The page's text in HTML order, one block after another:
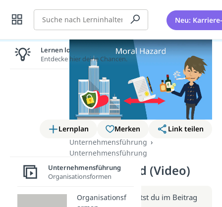
Suche Neu:
Lernplan Merken
Link teilen
Unternehmensführung
Unternehmensführung
Moral Hazard (Video)
Weitere Infos erhältst du im Beitrag
Lernen lohnt sich!
Entdecke hier deine Chancen.
Unternehmensführung
Organisationsformen
Organisationsf